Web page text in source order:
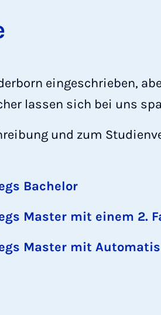
eingeschrieben,
lassen sich bei uns
und zum
Bachelor
Master mit einem 2.
Master mit